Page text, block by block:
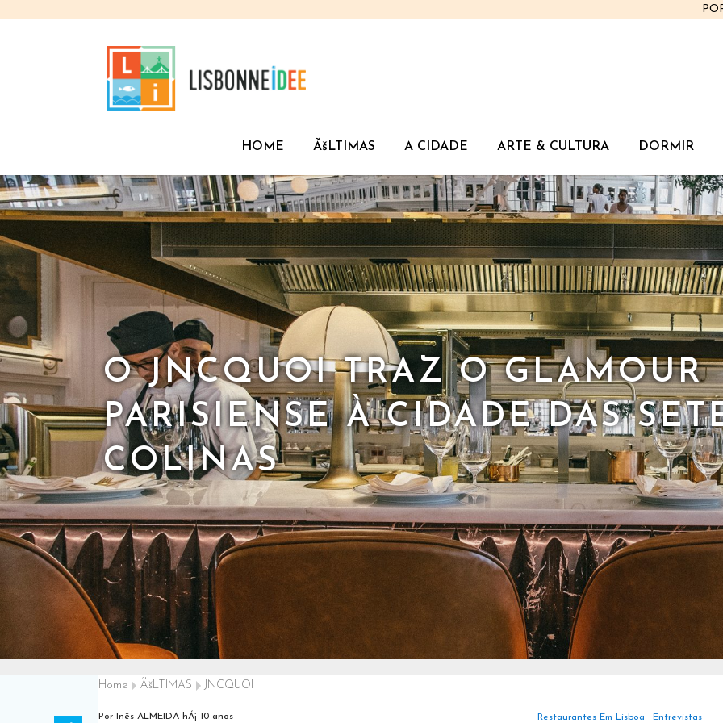
HOME ÃšLTIMAS A CIDADE ARTE & CULTURA DORMIR
O JNCQUOI TRAZ O GLAMOUR
PARISIENSE À CIDADE DAS
COLINAS
Home ÃšLTIMAS JNCQUOI
Por Inês ALMEIDA hÁ¡ 10 anos Restaurantes Em Lisboa Entrevistas